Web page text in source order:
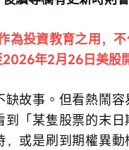
為投資教育之用，
年2月26日美股
缺故事。但看熱鬧容
到「某隻股票的末
，或是刷到期權異